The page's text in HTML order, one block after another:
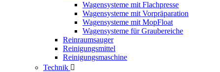
Wagensysteme mit Flachpresse
Wagensysteme mit Vorpräparation
Wagensysteme mit MopFloat
Wagensysteme für Graubereiche
Reinraumsauger
Reinigungsmittel
Reinigungsmaschine
Technik 